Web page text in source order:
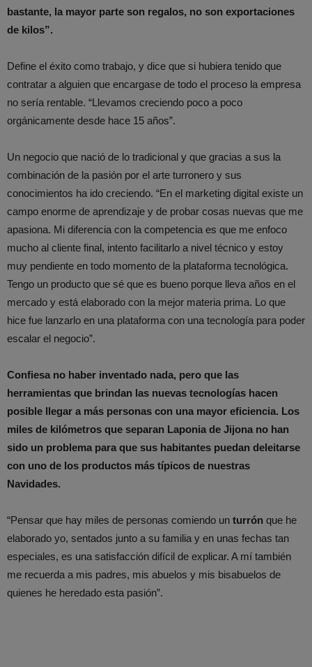
bastante, la mayor parte son regalos, no son exportaciones
de kilos”.
Define el éxito como trabajo, y dice que si hubiera tenido que
contratar a alguien que encargase de todo el proceso la empresa
no sería rentable. “Llevamos creciendo poco a poco
orgánicamente desde hace 15 años”.
Un negocio que nació de lo tradicional y que gracias a sus la
combinación de la pasión por el arte turronero y sus
conocimientos ha ido creciendo. “En el marketing digital existe un
campo enorme de aprendizaje y de probar cosas nuevas que me
apasiona. Mi diferencia con la competencia es que me enfoco
mucho al cliente final, intento facilitarlo a nivel técnico y estoy
muy pendiente en todo momento de la plataforma tecnológica.
Tengo un producto que sé que es bueno porque lleva años en el
mercado y está elaborado con la mejor materia prima. Lo que
hice fue lanzarlo en una plataforma con una tecnología para poder
escalar el negocio”.
Confiesa no haber inventado nada, pero que las
herramientas que brindan las nuevas tecnologías hacen
posible llegar a más personas con una mayor eficiencia. Los
miles de kilómetros que separan Laponia de Jijona no han
sido un problema para que sus habitantes puedan deleitarse
con uno de los productos más típicos de nuestras
Navidades.
“Pensar que hay miles de personas comiendo un turrón que he
elaborado yo, sentados junto a su familia y en unas fechas tan
especiales, es una satisfacción difícil de explicar. A mí también
me recuerda a mis padres, mis abuelos y mis bisabuelos de
quienes he heredado esta pasión”.